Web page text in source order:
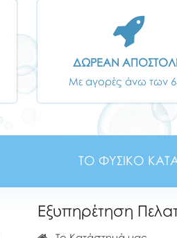
ΔΩΡΕΑΝ
Με αγορές άνω των
ΤΟ ΦΥΣΙΚΟ
Εξυπηρέτηση